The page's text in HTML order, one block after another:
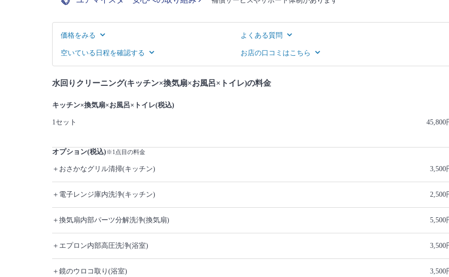
価格をみる よくある質問
空いている日程を確認する お店の口コミはこちら
水回りクリーニング(キッチン×換気扇×お風呂×トイレ)の料金
キッチン×換気扇×お風呂×トイレ(税込)
1セット 45,800
オプション(税込)※1点目の料金
＋おさかなグリル清掃(キッチン) 3,500
＋電子レンジ庫内洗浄(キッチン) 2,500
＋換気扇内部パーツ分解洗浄(換気扇) 5,500
＋エプロン内部高圧洗浄(浴室) 3,500
＋鏡のウロコ取り(浴室) 3,500